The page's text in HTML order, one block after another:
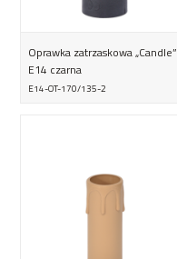
Oprawka zatrzaskowa „Candle”
E14 czarna
E14-OT-170/135-2